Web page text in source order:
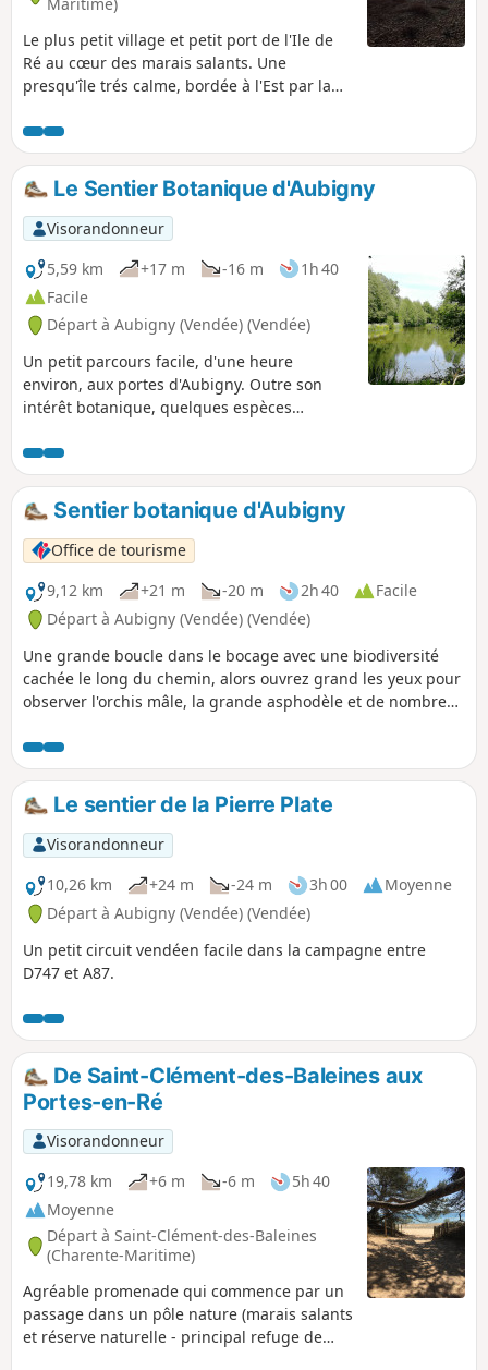
Le plus petit village et petit port de l'Ile de
Ré au cœur des marais salants. Une
presqu'île trés calme, bordée à l'Est par la
petit village de Loix est très animé l'été.
Le Sentier Botanique d'Aubigny
Visorandonneur
5,59 km
+17 m -16 m
1h 40
Facile
Départ à Aubigny (Vendée) (Vendée)
Un petit parcours facile, d'une heure
environ, aux portes d'Aubigny. Outre son
intérêt botanique, quelques espèces
Croisez une biche aussi étonnée que vous de
cette rencontre, un coucou, un rapace ou
encore un chœur de crapauds. Côté histoire,
c'est la petite fontaine en pierre, jadis source
d'alimentation du village de Mortevieille.
Sentier botanique d'Aubigny
Office de tourisme
9,12 km
+21 m -20 m 2h 40
Facile
Départ à Aubigny (Vendée) (Vendée)
Une grande boucle dans le bocage avec une biodiversité
cachée le long du chemin, alors ouvrez grand les yeux pour
observer l'orchis mâle, la grande asphodèle et de nombreux
de bus "Église", mais le départ se fait au parking du
complexe sportif d'Aubigny.
Le sentier de la Pierre Plate
Visorandonneur
10,26 km
+24 m -24 m 3h 00
Moyenne
Départ à Aubigny (Vendée) (Vendée)
Un petit circuit vendéen facile dans la campagne entre
D747 et A87.
De Saint-Clément-des-Baleines aux
Portes-en-Ré
Visorandonneur
19,78 km
+6 m -6 m
5h 40
Moyenne
Départ à Saint-Clément-des-Baleines
(Charente-Maritime)
Agréable promenade qui commence par un
passage dans un pôle nature (marais salants
et réserve naturelle - principal refuge de